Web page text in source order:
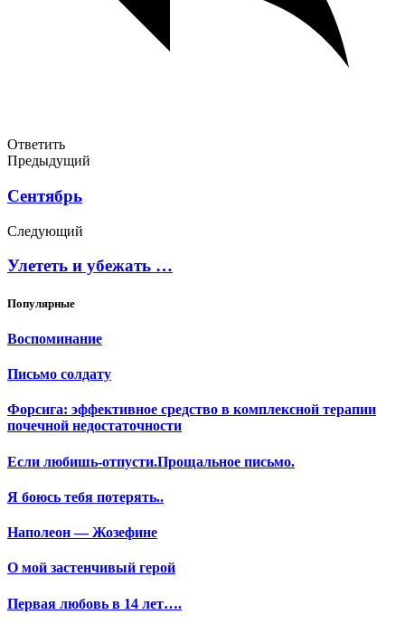
Ответить
Предыдущий
Сентябрь
Следующий
Улететь и убежать …
Популярные
Воспоминание
Письмо солдату
Форсига: эффективное средство в комплексной терапии
почечной недостаточности
Если любишь-отпусти.Прощальное письмо.
Я боюсь тебя потерять..
Наполеон — Жозефине
О мой застенчивый герой
Первая любовь в 14 лет….